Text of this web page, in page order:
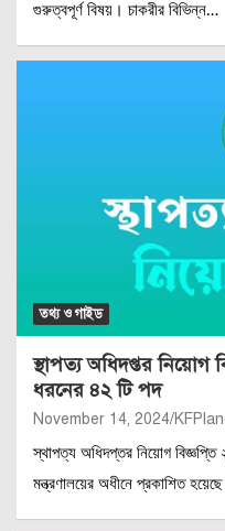
গুরুত্বপূর্ণ বিষয়। চাকরীর বিভিন্ন…
তথ্য ও গাইড
স্থাপত্য অধিদপ্তর নিয়োগ
ধরনের ৪২ টি পদ
November 14, 2024
স্থাপত্য অধিদপ্তর নিয়োগ
মন্ত্রণালয়ের অধীনে প্রকাশিত